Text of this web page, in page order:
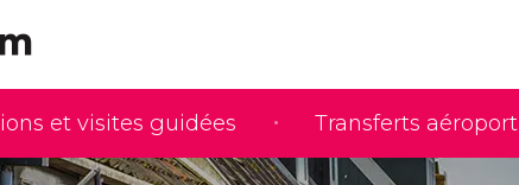
et visites guidées Transferts aéroport